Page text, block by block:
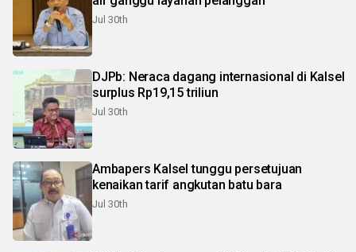
Jul 30th
DJPb: Neraca dagang internasional di Kalsel
surplus Rp19,15 triliun
Jul 30th
Ambapers Kalsel tunggu persetujuan
kenaikan tarif angkutan batu bara
Jul 30th